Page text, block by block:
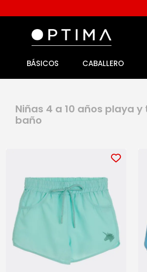
BÁSICOS CABALLERO
niñas 4 a 10 años playa y trajes de
baño
licencia
spiderman
pantalones caballero
playera polo
10
playera manga larga